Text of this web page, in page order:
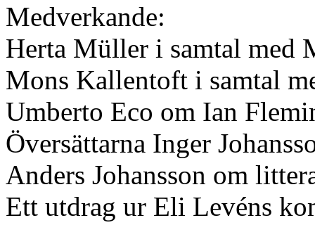
Medverkande:
Herta Müller i samtal med
Mons Kallentoft i samtal
Umberto Eco om Ian
Översättarna Inger
Anders Johansson om
Ett utdrag ur Eli Levéns